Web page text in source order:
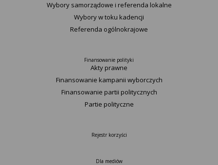
Wybory samorządowe i referenda lokalne
Wybory w toku kadencji
Referenda ogólnokrajowe
Finansowanie polityki
Akty prawne
Finansowanie kampanii wyborczych
Finansowanie partii politycznych
Partie polityczne
Rejestr korzyści
Dla mediów